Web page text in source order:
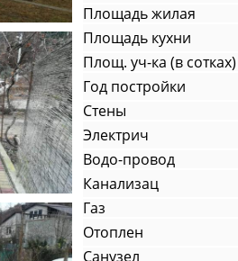
Площадь жилая
Площадь кухни
Площ. уч-ка (в сотках)
Год постройки
Стены
Электрич
Водо-провод
Канализац
Газ
Отоплен
Санузел